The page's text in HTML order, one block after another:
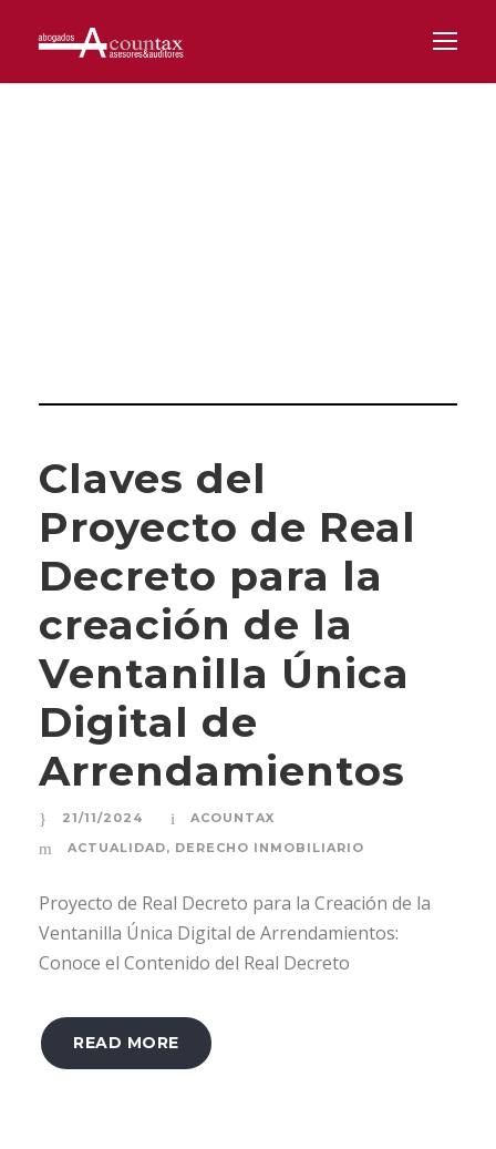
Claves del
Proyecto de Real
Decreto para la
creación de la
Ventanilla Única
Digital de
Arrendamientos
21/11/2024
ACOUNTAX
ACTUALIDAD, DERECHO INMOBILIARIO
Proyecto de Real Decreto para la Creación de la
Ventanilla Única Digital de Arrendamientos:
Conoce el Contenido del Real Decreto
READ MORE